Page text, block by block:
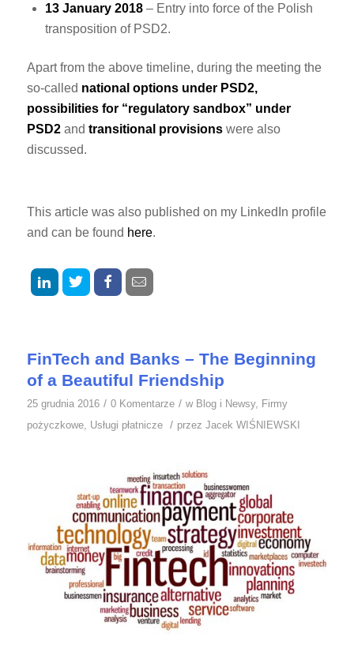
13 January 2018– Entry into force of the Polish
transposition of PSD2.
Apart from the above timeline, during the meeting the
so-called national options under PSD2,
possibilities for “regulatory sandbox” under
PSD2and transitional provisionswere also
discussed.
This article was also published on my LinkedIn profile
and can be found here.
FinTech and Banks – The Beginning
of a Beautiful Friendship
25 grudnia 2016 / 0 Komentarze / w Blog i Newsy, Firmy
pożyczkowe, Usługi płatnicze / przez Jacek WIŚNIEWSKI